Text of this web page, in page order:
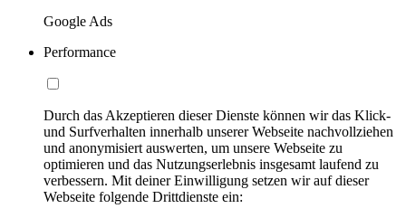
Google Ads
Performance
Durch das Akzeptieren dieser Dienste können wir das Klick-
und Surfverhalten innerhalb unserer Webseite nachvollziehen
und anonymisiert auswerten, um unsere Webseite zu
optimieren und das Nutzungserlebnis insgesamt laufend zu
verbessern. Mit deiner Einwilligung setzen wir auf dieser
Webseite folgende Drittdienste ein: